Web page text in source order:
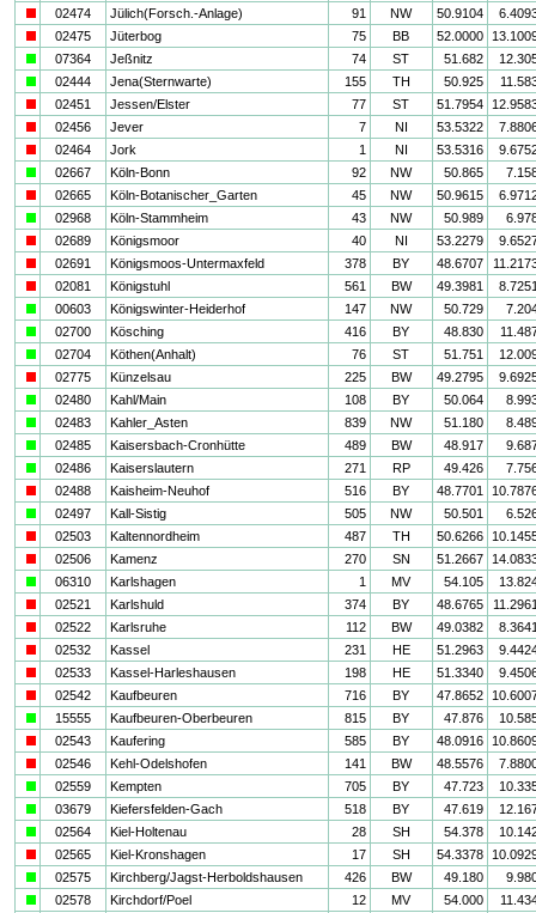
02474 Jülich(Forsch.-Anlage) 91 NW 50.9104
02475 Jüterbog 75 BB 52.0000
07364 Jeßnitz 74 ST 51.682
02444 Jena(Sternwarte) 155 TH 50.925
02451 Jessen/Elster 77 ST 51.7954
02456 Jever 7 NI 53.5322
02464 Jork 1 NI 53.5316
02667 Köln-Bonn 92 NW 50.865
02665 Köln-Botanischer_Garten 45 NW 50.9615
02968 Köln-Stammheim 43 NW 50.989
02689 Königsmoor 40 NI 53.2279
02691 Königsmoos-Untermaxfeld 378 BY 48.6707
02081 Königstuhl 561 BW 49.3981
00603 Königswinter-Heiderhof 147 NW 50.729
02700 Kösching 416 BY 48.830
02704 Köthen(Anhalt) 76 ST 51.751
02775 Künzelsau 225 BW 49.2795
02480 Kahl/Main 108 BY 50.064
02483 Kahler_Asten 839 NW 51.180
02485 Kaisersbach-Cronhütte 489 BW 48.917
02486 Kaiserslautern 271 RP 49.426
02488 Kaisheim-Neuhof 516 BY 48.7701
02497 Kall-Sistig 505 NW 50.501
02503 Kaltennordheim 487 TH 50.6266
02506 Kamenz 270 SN 51.2667
06310 Karlshagen 1 MV 54.105
02521 Karlshuld 374 BY 48.6765
02522 Karlsruhe 112 BW 49.0382
02532 Kassel 231 HE 51.2963
02533 Kassel-Harleshausen 198 HE 51.3340
02542 Kaufbeuren 716 BY 47.8652
15555 Kaufbeuren-Oberbeuren 815 BY 47.876
02543 Kaufering 585 BY 48.0916
02546 Kehl-Odelshofen 141 BW 48.5576
02559 Kempten 705 BY 47.723
03679 Kiefersfelden-Gach 518 BY 47.619
02564 Kiel-Holtenau 28 SH 54.378
02565 Kiel-Kronshagen 17 SH 54.3378
02575 Kirchberg/Jagst-Herboldshausen 426 BW 49.180
02578 Kirchdorf/Poel 12 MV 54.000